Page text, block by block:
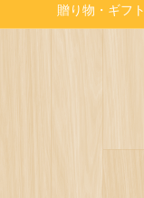
贈り物・ギフト